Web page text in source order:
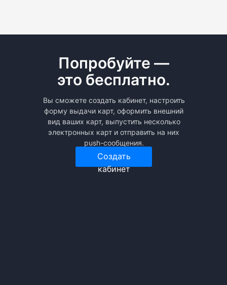
Попробуйте —
это бесплатно.
Вы сможете создать кабинет, настроить
форму выдачи карт, оформить внешний
вид ваших карт, выпустить несколько
электронных карт и отправить на них
push-сообщения.
Создать
кабинет